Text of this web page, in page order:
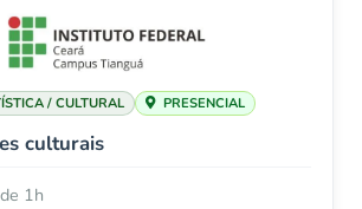
/ CULTURAL PRESENCIAL
culturais
1h